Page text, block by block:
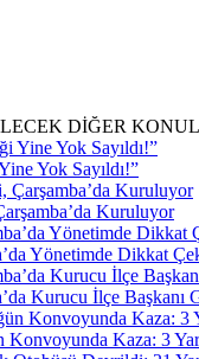
DİĞER
Yok Sayıldı!”
Kuruluyor
Yönetimde Dikkat
Kurucu İlçe Başkanı
Konvoyunda Kaza: 3